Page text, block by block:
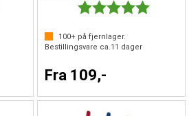
av 5 mulige
Karakter:
100+på fjernlager.
Bestillingsvare ca.11 dager
Fra 109,-